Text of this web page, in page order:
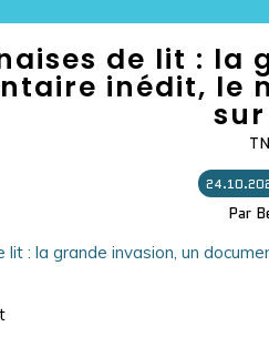
de lit : la
inédit, le
sur
Par